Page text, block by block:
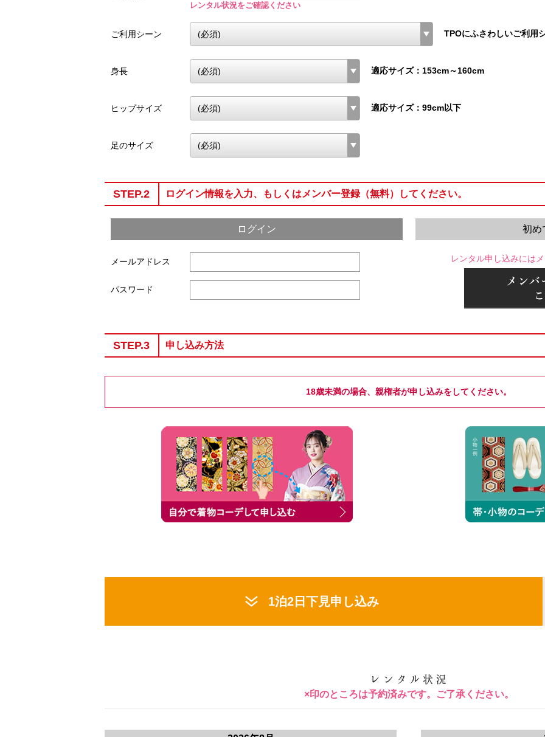
レンタル状況をご確認ください
ご利用シーン TPOにふさわしいご利用
身長 適応サイズ：153cm～160cm
ヒップサイズ 適応サイズ：99cm以下
足のサイズ
STEP.2 ログイン情報を入力、もしくはメンバー登録（無料）してください。
ログイン
メールアドレス
パスワード
初め
レンタル申し込みには
STEP.3 申し込み方法
18歳未満の場合、親権者が申し込みをしてください。
1泊2日下見申し込み
×印のところは予約済みです。ご了承ください。